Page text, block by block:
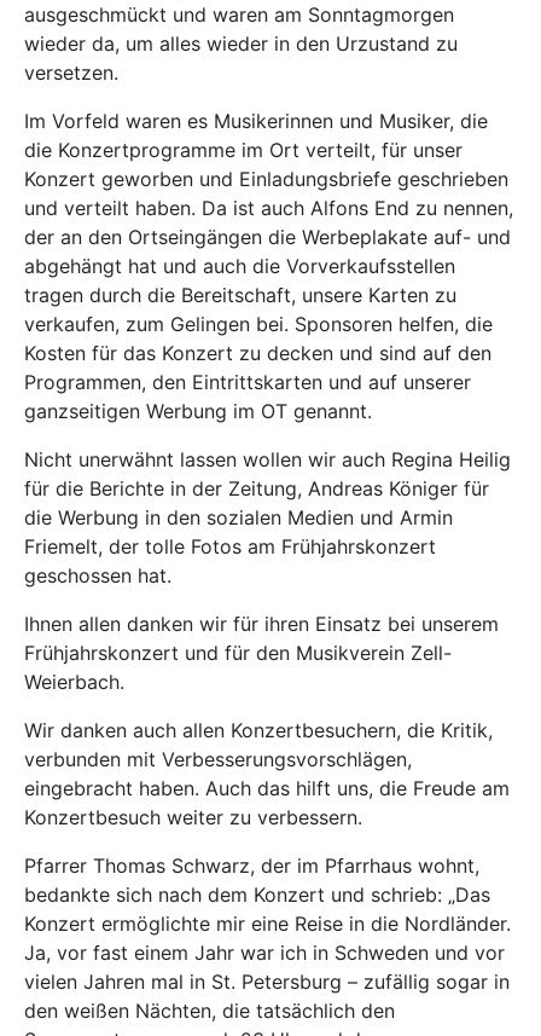
ausgeschmückt und waren am Sonntagmorgen
wieder da, um alles wieder in den Urzustand zu
versetzen.
Im Vorfeld waren es Musikerinnen und Musiker, die
die Konzertprogramme im Ort verteilt, für unser
Konzert geworben und Einladungsbriefe geschrieben
und verteilt haben. Da ist auch Alfons End zu nennen,
der an den Ortseingängen die Werbeplakate auf- und
abgehängt hat und auch die Vorverkaufsstellen
tragen durch die Bereitschaft, unsere Karten zu
verkaufen, zum Gelingen bei. Sponsoren helfen, die
Kosten für das Konzert zu decken und sind auf den
Programmen, den Eintrittskarten und auf unserer
ganzseitigen Werbung im OT genannt.
Nicht unerwähnt lassen wollen wir auch Regina Heilig
für die Berichte in der Zeitung, Andreas Königer für
die Werbung in den sozialen Medien und Armin
Friemelt, der tolle Fotos am Frühjahrskonzert
geschossen hat.
Ihnen allen danken wir für ihren Einsatz bei unserem
Frühjahrskonzert und für den Musikverein Zell-
Weierbach.
Wir danken auch allen Konzertbesuchern, die Kritik,
verbunden mit Verbesserungsvorschlägen,
eingebracht haben. Auch das hilft uns, die Freude am
Konzertbesuch weiter zu verbessern.
Pfarrer Thomas Schwarz, der im Pfarrhaus wohnt,
bedankte sich nach dem Konzert und schrieb: „Das
Konzert ermöglichte mir eine Reise in die Nordländer.
Ja, vor fast einem Jahr war ich in Schweden und vor
vielen Jahren mal in St. Petersburg – zufällig sogar in
den weißen Nächten, die tatsächlich den